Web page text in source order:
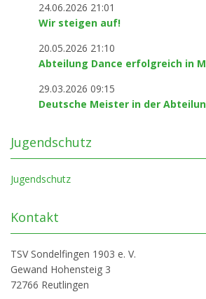
24.06.2026 21:01
Wir steigen auf!
20.05.2026 21:10
Abteilung Dance erfolgreich in
29.03.2026 09:15
Deutsche Meister in der
Jugendschutz
Jugendschutz
Kontakt
TSV Sondelfingen 1903 e. V.
Gewand Hohensteig 3
72766 Reutlingen